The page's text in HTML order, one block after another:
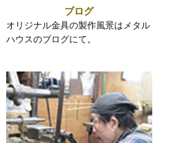
ブログ
オリジナル金具の製作風景はメタル
ハウスのブログにて。